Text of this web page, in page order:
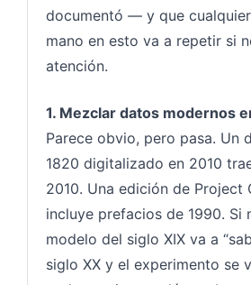
documentó — y que
mano en esto va a repetir si
atención.
1. Mezclar datos modernos
Parece obvio, pero pasa. Un
1820 digitalizado en 2010
2010. Una edición de Project
incluye prefacios de 1990. Si
modelo del siglo XIX va a
siglo XX y el experimento se